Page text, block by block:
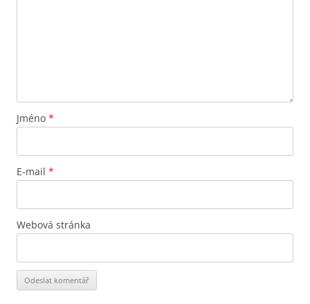
Jméno *
E-mail *
Webová stránka